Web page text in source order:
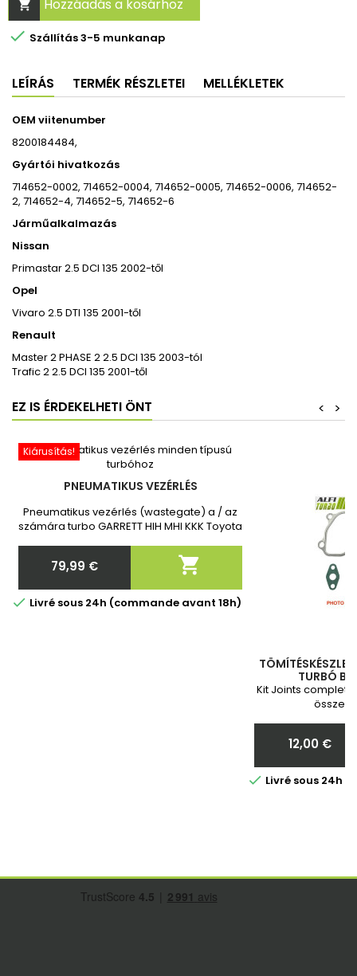
 Hozzáadás a kosárhoz
 Szállítás 3-5 munkanap
LEÍRÁS TERMÉK RÉSZLETEI MELLÉKLETEK
OEM viitenumber
8200184484,
Gyártói hivatkozás
714652-0002, 714652-0004, 714652-0005, 714652-0006, 714652-
2, 714652-4, 714652-5, 714652-6
Járműalkalmazás
Nissan
Primastar 2.5 DCI 135 2002-től
Opel
Vivaro 2.5 DTI 135 2001-től
Renault
Master 2 PHASE 2 2.5 DCI 135 2003-tól
Trafic 2 2.5 DCI 135 2001-től
EZ IS ÉRDEKELHETI ÖNT >
<
Kiárusítás!
PNEUMATIKUS VEZÉRLÉS
Pneumatikus vezérlés (wastegate) a / az
számára turbo GARRETT HIH MHI KKK Toyota
Megrendelés után kérjük, adja meg
nekünk a turbó pontos cikkszámát!
Ár
79,99 € 
 Livré sous 24h (commande avant 18h)
TURBÓ
Kit Joints
Ár
12,00 €
 Livré sous 24h